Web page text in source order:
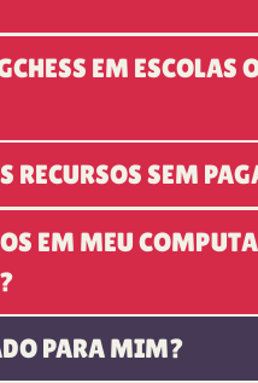
EM ESCOLAS
RECURSOS SEM
EM MEU
PARA MIM?